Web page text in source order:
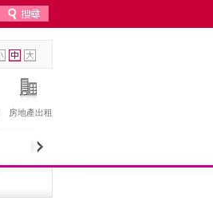
房地產出租